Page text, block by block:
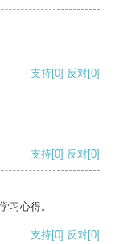
支持[0] 反对[0]
支持[0] 反对[0]
习心得。
支持[0] 反对[0]